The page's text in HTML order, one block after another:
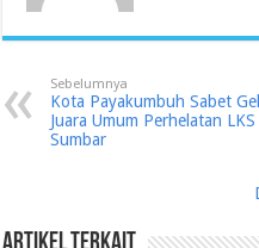
Sebelumnya
Kota Payakumbuh Sabet
Juara Umum Perhelatan LKS
Sumbar